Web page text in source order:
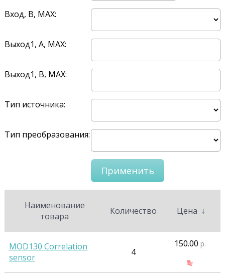
Вход, В, MAX:
Выход1, A, MAX:
Выход1, В, MAX:
Тип источника:
Тип преобразования:
Наименование
товара
Количество Цена ↓
MOD130 Correlation
sensor
4
150.00 р.